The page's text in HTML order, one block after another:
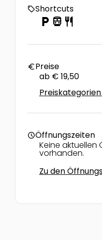
local_offerShortcuts
local_parking directions_transit restaurant
euroPreise
ab € 19,50
scheduleÖffnungszeiten
Keine aktuellen
vorhanden.
Zu den